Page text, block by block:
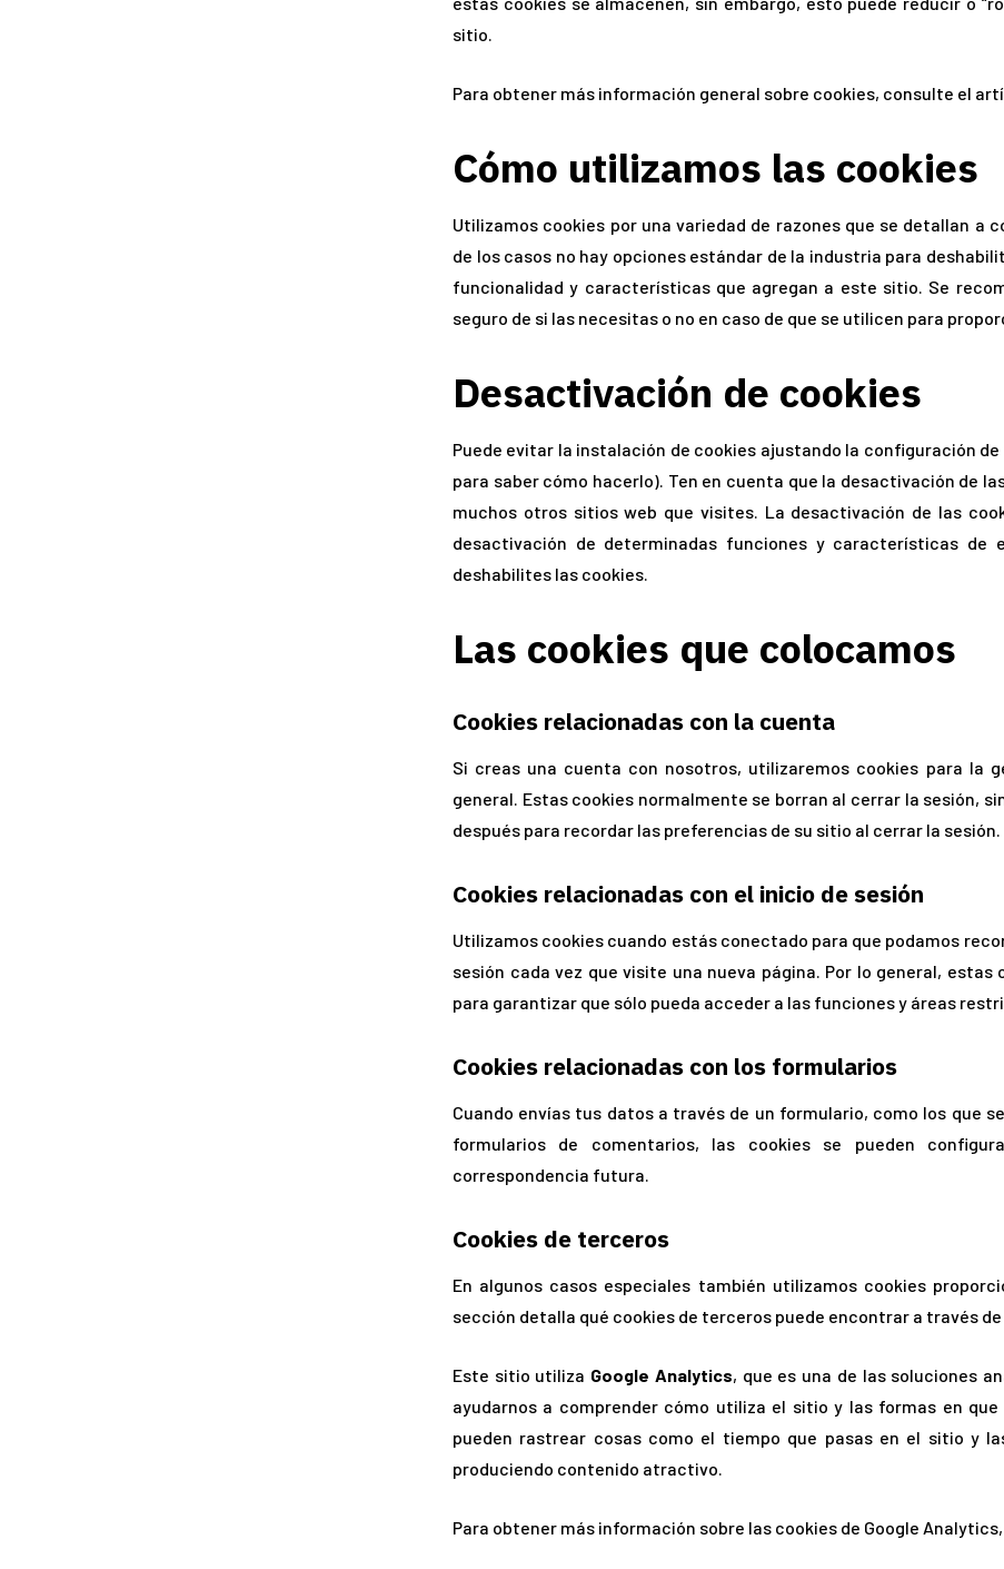
sitio.
Para obtener más información general sobre cookies, consulte el
Cómo utilizamos las cookies
Utilizamos cookies por una variedad de razones que se detallan a
de los casos no hay opciones estándar de la industria para
funcionalidad y características que agregan a este sitio. Se
seguro de si las necesitas o no en caso de que se utilicen para
Desactivación de cookies
Puede evitar la instalación de cookies ajustando la configuración
para saber cómo hacerlo). Ten en cuenta que la desactivación de
muchos otros sitios web que visites. La desactivación de las
desactivación de determinadas funciones y características
deshabilites las cookies.
Las cookies que colocamos
Cookies relacionadas con la cuenta
Si creas una cuenta con nosotros, utilizaremos cookies para la
general. Estas cookies normalmente se borran al cerrar la sesión,
después para recordar las preferencias de su sitio al cerrar la sesión.
Cookies relacionadas con el inicio de sesión
Utilizamos cookies cuando estás conectado para que podamos
sesión cada vez que visite una nueva página. Por lo general,
para garantizar que sólo pueda acceder a las funciones y áreas
Cookies relacionadas con los formularios
Cuando envías tus datos a través de un formulario, como los que
formularios de comentarios, las cookies se pueden
correspondencia futura.
Cookies de terceros
En algunos casos especiales también utilizamos cookies
sección detalla qué cookies de terceros puede encontrar a través
Este sitio utiliza Google Analytics, que es una de las soluciones
ayudarnos a comprender cómo utiliza el sitio y las formas en
pueden rastrear cosas como el tiempo que pasas en el sitio y
produciendo contenido atractivo.
Para obtener más información sobre las cookies de Google